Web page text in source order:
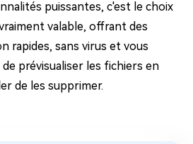
puissantes, c'est le choix
valable, offrant des
rapides, sans virus et vous
prévisualiser les fichiers en
de les supprimer.